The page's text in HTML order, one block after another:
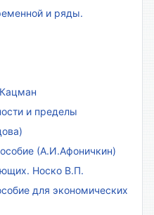
и ряды.
и пределы
(А.И.Афоничкин)
Носко В.П.
для экономических